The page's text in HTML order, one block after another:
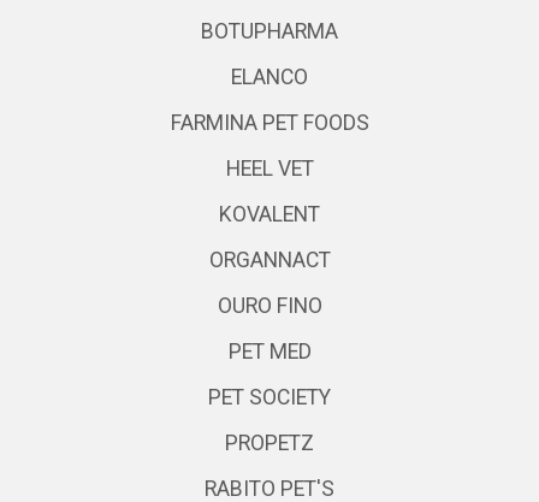
BOTUPHARMA
ELANCO
FARMINA PET FOODS
HEEL VET
KOVALENT
ORGANNACT
OURO FINO
PET MED
PET SOCIETY
PROPETZ
RABITO PET'S